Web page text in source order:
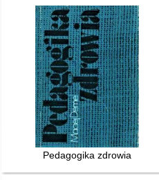
Pedagogika zdrowia